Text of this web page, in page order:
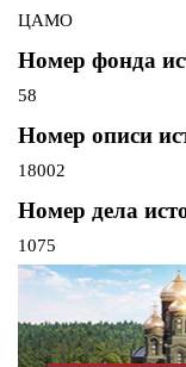
ЦАМО
Номер фонда
58
Номер описи
18002
Номер дела
1075